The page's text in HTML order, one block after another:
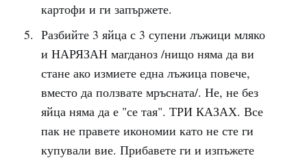
картофи и ги запържете.
Разбийте 3 яйца с 3 супени лъжици мляко
и НАРЯЗАН магданоз /нищо няма да ви
стане ако измиете една лъжица повече,
вместо да ползвате мръсната/. Не, не без
яйца няма да е "се тая". ТРИ КАЗАХ. Все
пак не правете икономии като не сте ги
купували вие. Прибавете ги и изпъжете